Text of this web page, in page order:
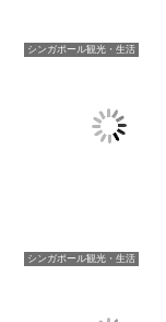
シンガポール観光・生活
シンガポール観光・生活